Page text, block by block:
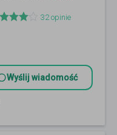
32opinie
Wyślij wiadomość